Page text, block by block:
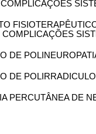
DE
DE
PERCUTÂNEA DE